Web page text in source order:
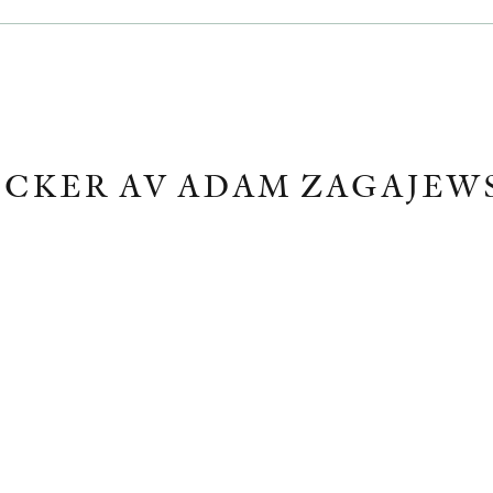
AV ADAM